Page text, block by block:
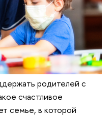
родителей с
счастливое
семье, в которой